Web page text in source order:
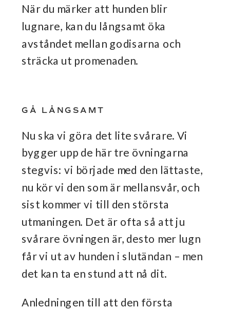
När du märker att hunden blir
lugnare, kan du långsamt öka
avståndet mellan godisarna och
sträcka ut promenaden.
GÅ LÅNGSAMT
Nu ska vi göra det lite svårare. Vi
bygger upp de här tre övningarna
stegvis: vi började med den lättaste,
nu kör vi den som är mellansvår, och
sist kommer vi till den största
utmaningen. Det är ofta så att ju
svårare övningen är, desto mer lugn
får vi ut av hunden i slutändan – men
det kan ta en stund att nå dit.
Anledningen till att den första